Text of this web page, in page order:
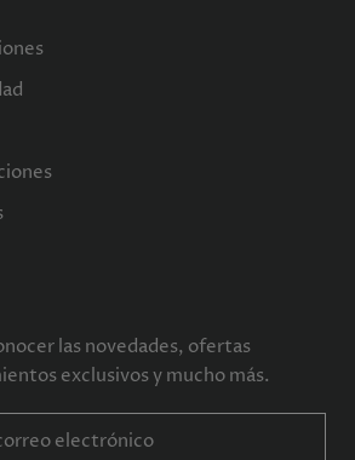
las novedades, ofertas
exclusivos y mucho más.